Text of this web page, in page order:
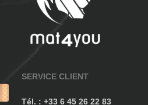
SERVICE CLIENT
Tél. : +33 6 45 26 22 83